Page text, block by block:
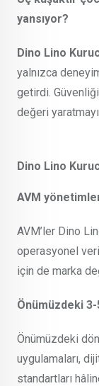
yansıyor?
Dino Lino
yalnızca
getirdi.
değeri
Dino Lino
AVM
AVM’ler Dino
operasyonel
için de marka
Önümüzdeki
Önümüzdeki
uygulamaları,
standartları